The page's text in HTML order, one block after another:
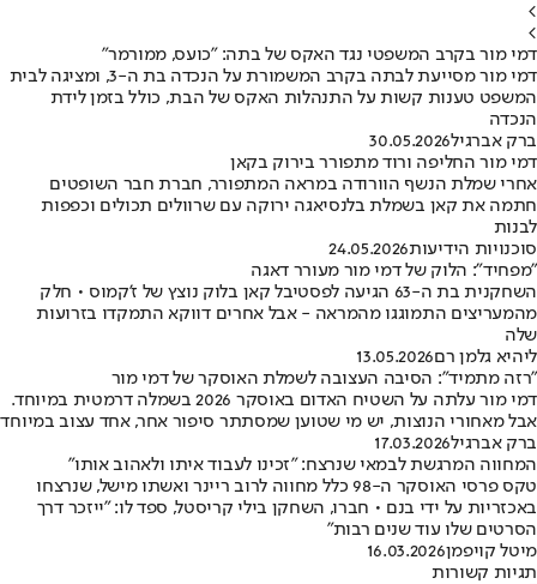
>
>
דמי מור בקרב המשפטי נגד האקס של בתה: "כועס, ממורמר"
דמי מור מסייעת לבתה בקרב המשמורת על הנכדה בת ה-3, ומציגה לבית
המשפט טענות קשות על התנהלות האקס של הבת, כולל בזמן לידת
הנכדה
ברק אברגיל30.05.2026
דמי מור החליפה ורוד מתפורר בירוק בקאן
אחרי שמלת הנשף הוורודה במראה המתפורר, חברת חבר השופטים
חתמה את קאן בשמלת בלנסיאגה ירוקה עם שרוולים תכולים וכפפות
לבנות
סוכנויות הידיעות24.05.2026
"מפחיד": הלוק של דמי מור מעורר דאגה
השחקנית בת ה-63 הגיעה לפסטיבל קאן בלוק נוצץ של ז'קמוס • חלק
מהמעריצים התמוגגו מהמראה - אבל אחרים דווקא התמקדו בזרועות
שלה
ליהיא גלמן רם13.05.2026
"רזה מתמיד": הסיבה העצובה לשמלת האוסקר של דמי מור
דמי מור עלתה על השטיח האדום באוסקר 2026 בשמלה דרמטית במיוחד.
אבל מאחורי הנוצות, יש מי שטוען שמסתתר סיפור אחר, אחד עצוב במיוחד
ברק אברגיל17.03.2026
המחווה המרגשת לבמאי שנרצח: "זכינו לעבוד איתו ולאהוב אותו"
טקס פרסי האוסקר ה-98 כלל מחווה לרוב ריינר ואשתו מישל, שנרצחו
באכזריות על ידי בנם • חברו, השחקן בילי קריסטל, ספד לו: "ייזכר דרך
הסרטים שלו עוד שנים רבות"
מיטל קויפמן16.03.2026
תגיות קשורות